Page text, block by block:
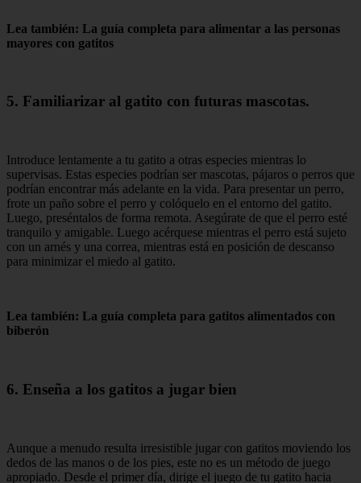
Lea también: La guía completa para alimentar a las personas
mayores con gatitos
5. Familiarizar al gatito con futuras mascotas.
Introduce lentamente a tu gatito a otras especies mientras lo
supervisas. Estas especies podrían ser mascotas, pájaros o perros que
podrían encontrar más adelante en la vida. Para presentar un perro,
frote un paño sobre el perro y colóquelo en el entorno del gatito.
Luego, preséntalos de forma remota. Asegúrate de que el perro esté
tranquilo y amigable. Luego acérquese mientras el perro está sujeto
con un arnés y una correa, mientras está en posición de descanso
para minimizar el miedo al gatito.
Lea también: La guía completa para gatitos alimentados con
biberón
6. Enseña a los gatitos a jugar bien
Aunque a menudo resulta irresistible jugar con gatitos moviendo los
dedos de las manos o de los pies, este no es un método de juego
apropiado. Desde el primer día, dirige el juego de tu gatito hacia